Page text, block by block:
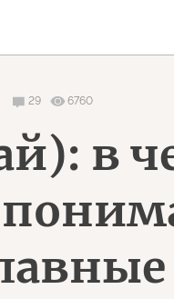
29 6760
в